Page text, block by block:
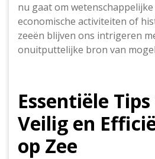
nu gaat om
economische activiteiten of
zeeën blijven ons intrigeren
onuitputtelijke bron van
Essentiële
Veilig en
op Zee